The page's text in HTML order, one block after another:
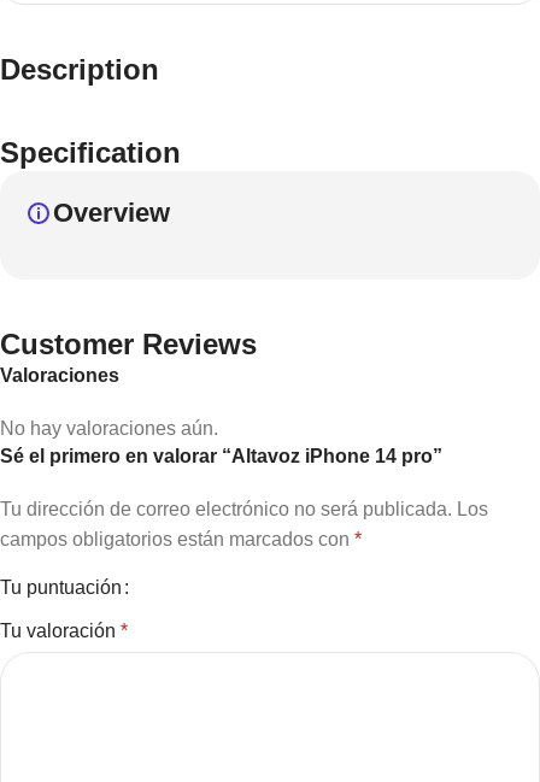
Description
Specification
Overview
Customer Reviews
Valoraciones
No hay valoraciones aún.
Sé el primero en valorar “Altavoz iPhone 14 pro”
Tu dirección de correo electrónico no será publicada. Los
campos obligatorios están marcados con *
Tu puntuación
Tu valoración *